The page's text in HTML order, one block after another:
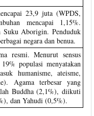
23,9 juta (WPDS,
mencapai 1,15%.
Suku Aborigin. Penduduk
negara dan benua.
resmi. Menurut sensus
populasi menyatakan
humanisme, ateisme,
Agama terbesar yang
Buddha (2,1%), diikuti
dan Yahudi (0,5%).